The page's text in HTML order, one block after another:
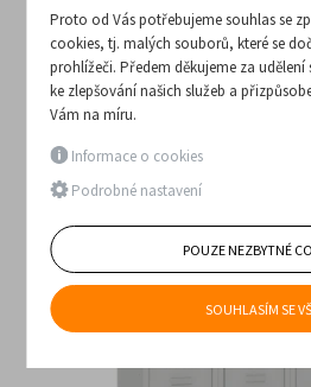
Proto od Vás potřebujeme souhlas se
cookies, tj. malých souborů, které se
prohlížeči. Předem děkujeme za
ke zlepšování našich služeb a
Vám na míru.
Informace o cookies
Podrobné nastavení
POUZE NEZBYTNÉ
SOUHLASÍM SE